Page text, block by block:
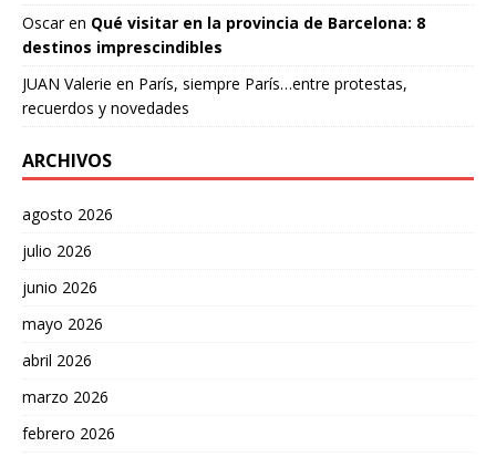
Oscaren Qué visitar en la provincia de Barcelona: 8
destinos imprescindibles
JUAN Valerie en París, siempre París…entre protestas,
recuerdos y novedades
ARCHIVOS
agosto 2026
julio 2026
junio 2026
mayo 2026
abril 2026
marzo 2026
febrero 2026